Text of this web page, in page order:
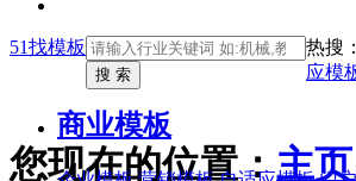
51找模板 热搜
应模
商业模板
您现在的位置：主